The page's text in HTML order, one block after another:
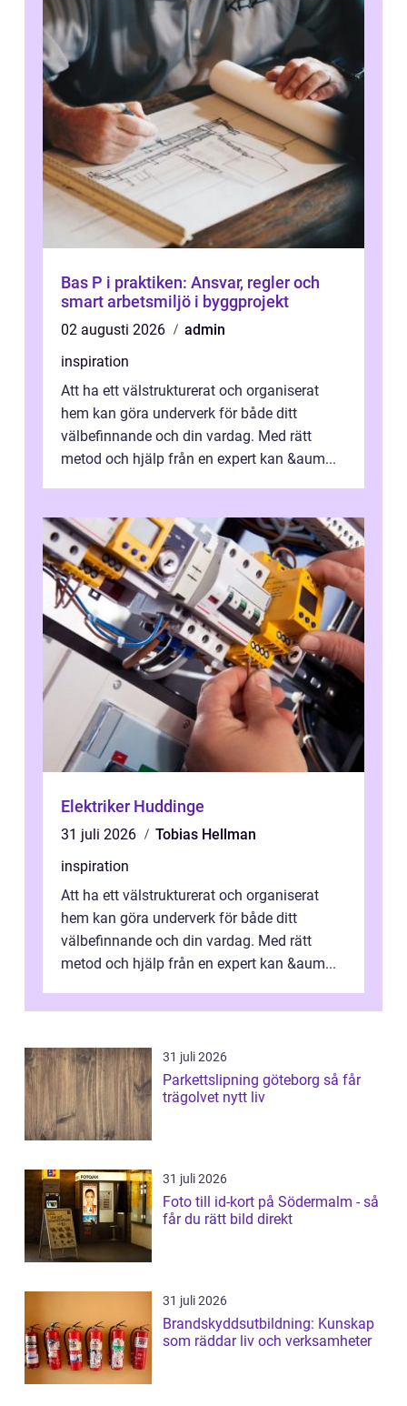
Bas P i praktiken: Ansvar, regler och
smart arbetsmiljö i byggprojekt
02 augusti 2026
admin
inspiration
Att ha ett välstrukturerat och organiserat
hem kan göra underverk för både ditt
välbefinnande och din vardag. Med rätt
metod och hjälp från en expert kan &aum...
Elektriker Huddinge
31 juli 2026
Tobias Hellman
inspiration
Att ha ett välstrukturerat och organiserat
hem kan göra underverk för både ditt
välbefinnande och din vardag. Med rätt
metod och hjälp från en expert kan &aum...
31 juli 2026
Parkettslipning göteborg så får
trägolvet nytt liv
31 juli 2026
Foto till id-kort på Södermalm - så
får du rätt bild direkt
31 juli 2026
Brandskyddsutbildning: Kunskap
som räddar liv och verksamheter